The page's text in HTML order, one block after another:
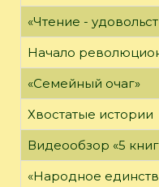
«Чтение -
Начало
«Семейный очаг»
Хвостатые истории
Видеообзор «5
«Народное